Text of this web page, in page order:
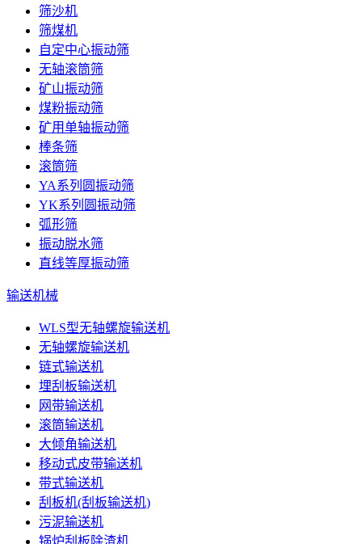
筛沙机
筛煤机
自定中心振动筛
无轴滚筒筛
矿山振动筛
煤粉振动筛
矿用单轴振动筛
棒条筛
滚筒筛
YA系列圆振动筛
YK系列圆振动筛
弧形筛
振动脱水筛
直线等厚振动筛
输送机械
WLS型无轴螺旋输送机
无轴螺旋输送机
链式输送机
埋刮板输送机
网带输送机
滚筒输送机
大倾角输送机
移动式皮带输送机
带式输送机
刮板机(刮板输送机)
污泥输送机
锅炉刮板除渣机